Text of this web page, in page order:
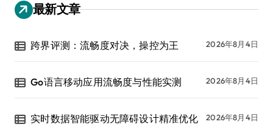
最新文章
跨界评测：流畅度对决，操控为王 2026年8月4日
Go语言移动应用流畅度与性能实测 2026年8月4日
实时数据智能驱动无障碍设计精准优化 2026年8月4日